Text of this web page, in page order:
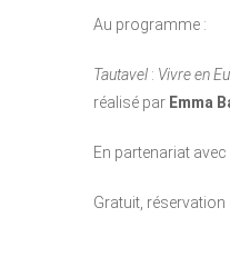
Au programme :
Tautavel : Vivre en
réalisé par Emma
En partenariat avec
Gratuit,